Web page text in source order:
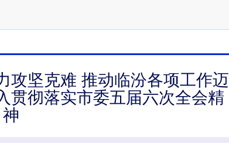
攻坚克难 推动临汾各项工作迈
彻落实市委五届六次全会精
神